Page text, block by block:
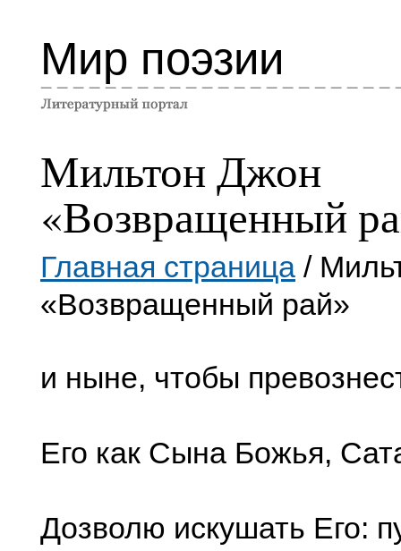
Мир поэзии
Мильтон Джон
«Возвращенный
Главная страница /
«Возвращенный рай»
и ныне, чтобы
Его как Сына Божья,
Дозволю искушать Его: